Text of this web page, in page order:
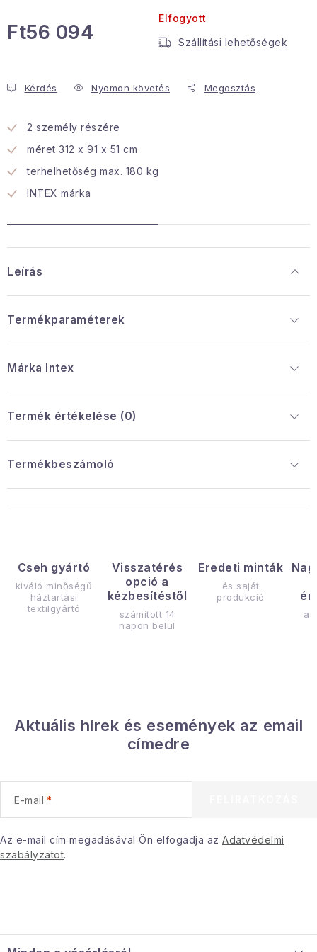
A személyes adatok védelmének feltételei
Kereskedelem feltételes
Érintkezés
Rólunk
Ft56 094
Elfogyott
Szállítási lehetőségek
Kérdés Nyomon követés Megosztás
2 személy részére
méret 312 x 91 x 51 cm
terhelhetőség max. 180 kg
INTEX márka
Cseh gyártó
kiváló minőségű
háztartási
textilgyártó
Visszatérés
opció a
kézbesítéstől
számított 14
napon belül
Eredeti minták
és saját
produkció
Leírás
Termékparaméterek
Márka Intex
Termék értékelése (0)
Termékbeszámoló
Aktuális hírek és események az email
címedre
E-mail
Az e-mail cím megadásával Ön elfogadja az Adatvédelmi
szabályzatot.
á